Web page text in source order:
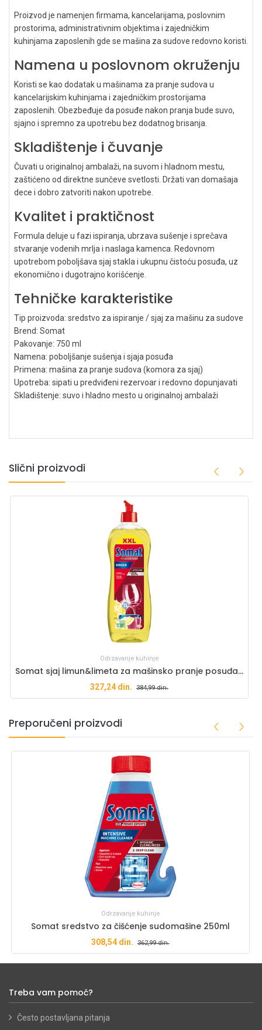
Proizvod je namenjen firmama, kancelarijama, poslovnim
prostorima, administrativnim objektima i zajedničkim
kuhinjama zaposlenih gde se mašina za sudove redovno koristi.
Namena u poslovnom okruženju
Koristi se kao dodatak u mašinama za pranje sudova u
kancelarijskim kuhinjama i zajedničkim prostorijama
zaposlenih. Obezbeđuje da posuđe nakon pranja bude suvo,
sjajno i spremno za upotrebu bez dodatnog brisanja.
Skladištenje i čuvanje
Čuvati u originalnoj ambalaži, na suvom i hladnom mestu,
zaštićeno od direktne sunčeve svetlosti. Držati van domašaja
dece i dobro zatvoriti nakon upotrebe.
Kvalitet i praktičnost
Formula deluje u fazi ispiranja, ubrzava sušenje i sprečava
stvaranje vodenih mrlja i naslaga kamenca. Redovnom
upotrebom poboljšava sjaj stakla i ukupnu čistoću posuđa, uz
ekonomično i dugotrajno korišćenje.
Tehničke karakteristike
Tip proizvoda: sredstvo za ispiranje / sjaj za mašinu za sudove
Brend: Somat
Pakovanje: 750 ml
Namena: poboljšanje sušenja i sjaja posuđa
Primena: mašina za pranje sudova (komora za sjaj)
Upotreba: sipati u predviđeni rezervoar i redovno dopunjavati
Skladištenje: suvo i hladno mesto u originalnoj ambalaži
Slični proizvodi
Odrzavanje kuhinje
Somat sjaj limun&limeta za mašinsko pranje posuđa 750ml
327,24 din. 384,99din.
Preporučeni proizvodi
Odrzavanje kuhinje
Somat sredstvo za čišćenje sudomašine 250ml
308,54din. 362,99din.
Treba vam pomoć?
Često postavljana pitanja